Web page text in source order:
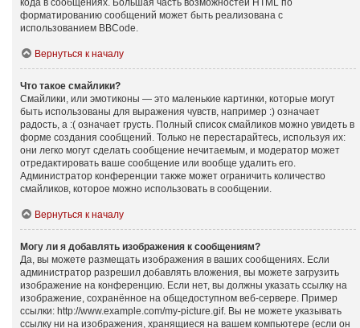
кода в сообщениях. Большая часть возможностей HTML по
форматированию сообщений может быть реализована с
использованием BBCode.
Вернуться к началу
Что такое смайлики?
Смайлики, или эмотиконы — это маленькие картинки, которые могут
быть использованы для выражения чувств, например :) означает
радость, а :( означает грусть. Полный список смайликов можно увидеть в
форме создания сообщений. Только не перестарайтесь, используя их:
они легко могут сделать сообщение нечитаемым, и модератор может
отредактировать ваше сообщение или вообще удалить его.
Администратор конференции также может ограничить количество
смайликов, которое можно использовать в сообщении.
Вернуться к началу
Могу ли я добавлять изображения к сообщениям?
Да, вы можете размещать изображения в ваших сообщениях. Если
администратор разрешил добавлять вложения, вы можете загрузить
изображение на конференцию. Если нет, вы должны указать ссылку на
изображение, сохранённое на общедоступном веб-сервере. Пример
ссылки: http://www.example.com/my-picture.gif. Вы не можете указывать
ссылку ни на изображения, хранящиеся на вашем компьютере (если он